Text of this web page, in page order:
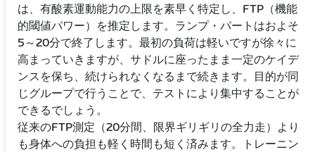
は、有酸素運動能力の上限を素早く特定し、FTP（機能
的閾値パワー）を推定します。ランプ・パートはおよそ
5～20分で終了します。最初の負荷は軽いですが徐々に
高まっていきますが、サドルに座ったまま一定のケイデ
ンスを保ち、続けられなくなるまで続きます。目的が同
じグループで行うことで、テストにより集中することが
できるでしょう。
従来のFTP測定（20分間、限界ギリギリの全力走）より
も身体への負担も軽く時間も短く済みます。トレーニン